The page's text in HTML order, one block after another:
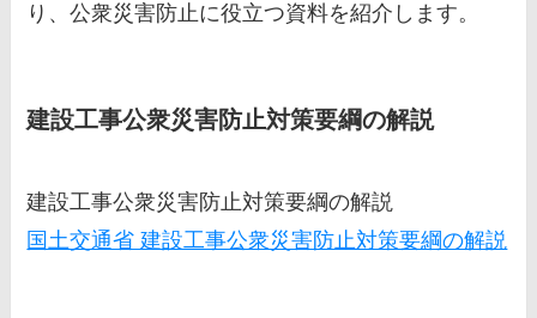
り、公衆災害防止に役立つ資料を紹介します。
建設工事公衆災害防止対策要綱の解説
建設工事公衆災害防止対策要綱の解説
国土交通省 建設工事公衆災害防止対策要綱の解説